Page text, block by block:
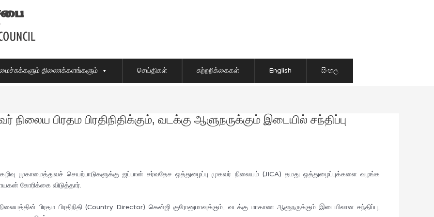
திணைக்களங்களும் செய்திகள் சுற்றறிக்கைகள் English සිංහල
பிரதம பிரதிநிதிக்கும், வடக்கு ஆளுநருக்கும் இடையில் சந்திப்பு
முகாமைத்துவச் செயற்பாடுகளுக்கு ஜப்பான் சர்வதேச ஒத்துழைப்பு முகவர் நிலையம் (JICA) தமது ஒத்துழைப்புக்களை வழங்க
கோரிக்கை விடுத்தார்.
பிரதம பிரதிநிதி (Country Director) கென்ஜி குரோனுமாவுக்கும், வடக்கு மாகாண ஆளுநருக்கும் இடையிலான சந்திப்பு,